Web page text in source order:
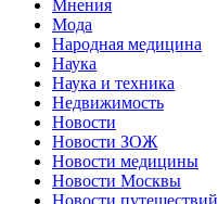
Мнения
Мода
Народная медицина
Наука
Наука и техника
Недвижимость
Новости
Новости ЗОЖ
Новости медицины
Новости Москвы
Новости путешествий